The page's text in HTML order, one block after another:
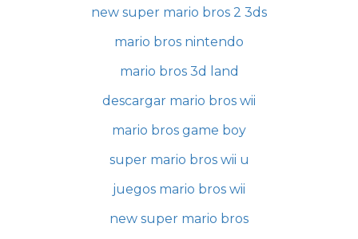
new super mario bros 2 3ds
mario bros nintendo
mario bros 3d land
descargar mario bros wii
mario bros game boy
super mario bros wii u
juegos mario bros wii
new super mario bros